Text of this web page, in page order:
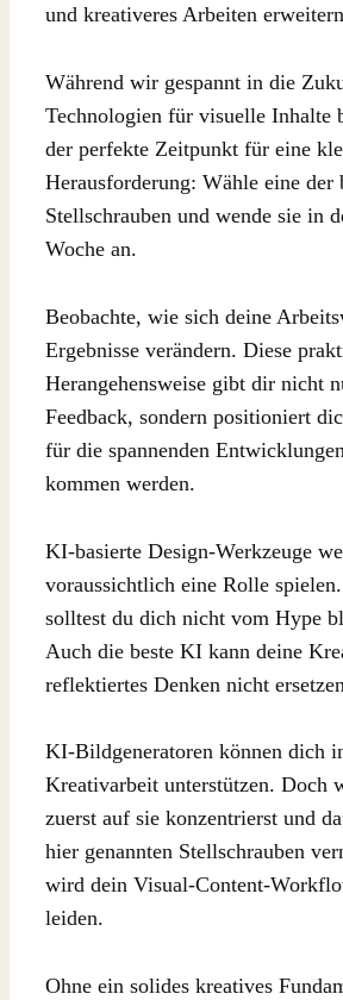
und kreativeres Arbeiten
Während wir gespannt in die
Technologien für visuelle Inhalte
der perfekte Zeitpunkt für eine
Herausforderung: Wähle eine der
Stellschrauben und wende sie in
Woche an.
Beobachte, wie sich deine
Ergebnisse verändern. Diese
Herangehensweise gibt dir nicht
Feedback, sondern positioniert
für die spannenden
kommen werden.
KI-basierte Design-Werkzeuge
voraussichtlich eine Rolle
solltest du dich nicht vom Hype
Auch die beste KI kann deine
reflektiertes Denken nicht
KI-Bildgeneratoren können dich
Kreativarbeit unterstützen. Doch
zuerst auf sie konzentrierst und
hier genannten Stellschrauben
wird dein Visual-Content-
leiden.
Ohne ein solides kreatives